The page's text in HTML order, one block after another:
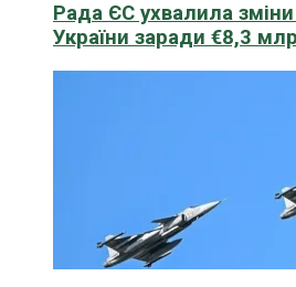
Рада ЄС ухвалила
України заради €8,3